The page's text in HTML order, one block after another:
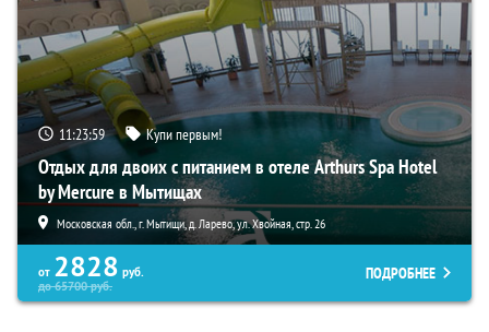
11:23:57 Купи первым!
Отдых для двоих с питанием в отеле Arthurs Spa Hotel
by Mercure в Мытищах
Московская обл., г. Мытищи, д. Ларево, ул. Хвойная, стр. 26
от 2828 руб.
до65700руб.
ПОДРОБНЕЕ